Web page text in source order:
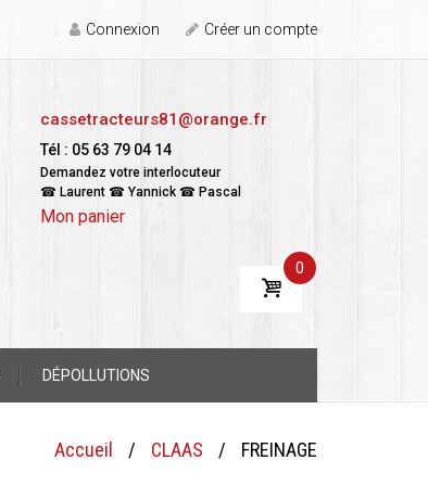
Connexion Créer un compte
cassetracteurs81@orange.fr
Tél : 05 63 79 04 14
Demandez votre interlocuteur
☎ Laurent ☎ Yannick ☎ Pascal
Mon panier
0
DÉPOLLUTIONS
Accueil / CLAAS / FREINAGE